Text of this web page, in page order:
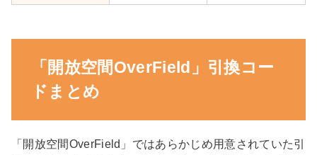
「開放空間OverField」引換コー
ドまとめ
「開放空間OverField」ではあらかじめ用意されていた引